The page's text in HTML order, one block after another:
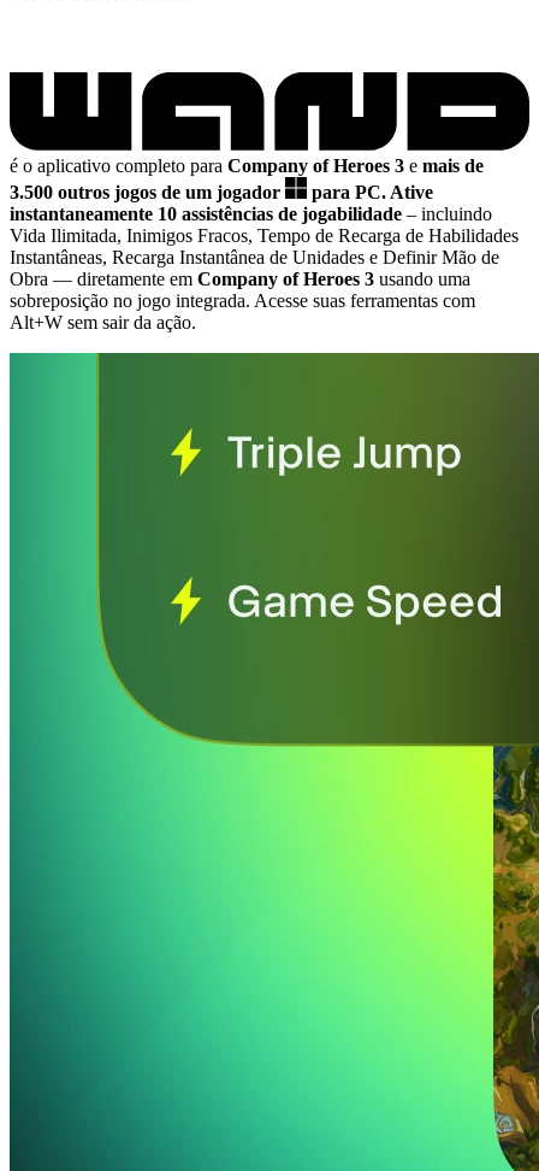
é o aplicativo completo para Company of Heroes 3 e mais de
3.500 outros jogos de um jogador
para PC. Ative
instantaneamente 10 assistências de jogabilidade – incluindo
Vida Ilimitada, Inimigos Fracos, Tempo de Recarga de Habilidades
Instantâneas, Recarga Instantânea de Unidades e Definir Mão de
Obra — diretamente em Company of Heroes 3 usando uma
sobreposição no jogo integrada. Acesse suas ferramentas com
Alt+W sem sair da ação.